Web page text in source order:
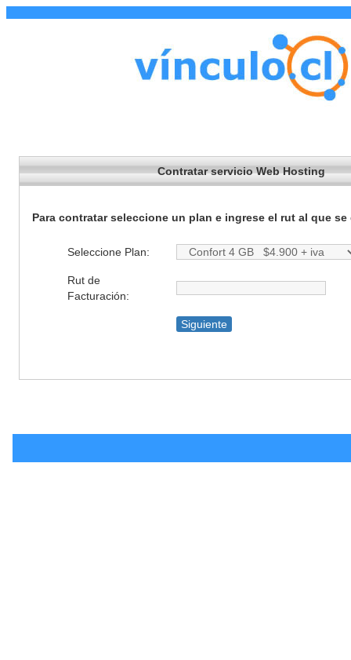
Contratar servicio Web Hosting
Para contratar seleccione un plan e ingrese el rut al que se
Seleccione Plan:
Rut de
Facturación: